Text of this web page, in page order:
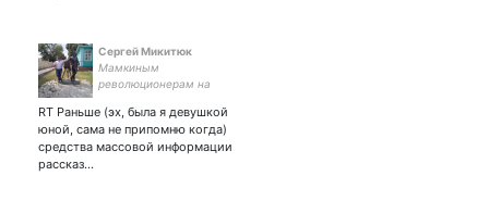
Сергей Микитюк
Мамкиным
революционерам на
бог Сатурн пожирает своих
детей» (с) В. Верньо
RT Раньше (эх, была я девушкой
юной, сама не припомню когда)
средства массовой информации
рассказ…